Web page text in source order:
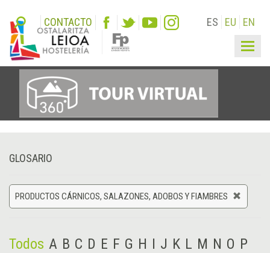
CONTACTO ES EU EN
GLOSARIO
PRODUCTOS CÁRNICOS, SALAZONES, ADOBOS Y FIAMBRES
Todos A B C D E F G H I J K L M N O P